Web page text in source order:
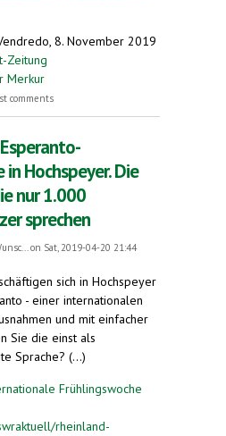
8. November 2019
Zeitung
Merkur
Möglichkeiten mit Esperanto
comments
Hochspeyer. Die
nur 1.000
sprechen
on Sat, 2019-04-20 21:44
sich in Hochspeyer
- einer internationalen
und mit einfacher
Sie die einst als
Sprache? (...)
Frühlingswoche
rheinland-